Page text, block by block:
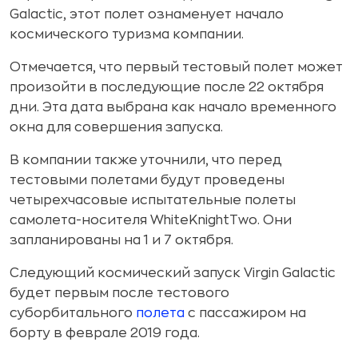
Galactic, этот полет ознаменует начало
космического туризма компании.
Отмечается, что первый тестовый полет может
произойти в последующие после 22 октября
дни. Эта дата выбрана как начало временного
окна для совершения запуска.
В компании также уточнили, что перед
тестовыми полетами будут проведены
четырехчасовые испытательные полеты
самолета-носителя WhiteKnightTwo. Они
запланированы на 1 и 7 октября.
Следующий космический запуск Virgin Galactic
будет первым после тестового
суборбитального полета с пассажиром на
борту в феврале 2019 года.